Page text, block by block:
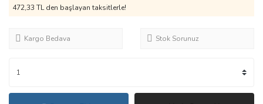
472,33 TL den başlayan taksitlerle!
Kargo Bedava Stok Sorunuz